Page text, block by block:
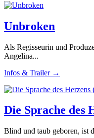
Unbroken
Als Regisseurin und
Angelina...
Infos & Trailer →
Die Sprache des
Blind und taub geboren, ist